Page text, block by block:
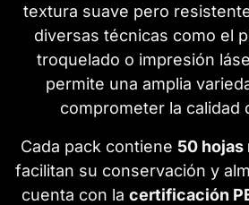
textura suave pero
diversas técnicas como el
troquelado o impresión
permite una amplia
comprometer la calidad
Cada pack contiene 50
facilitan su conservación y
cuenta con la certificación